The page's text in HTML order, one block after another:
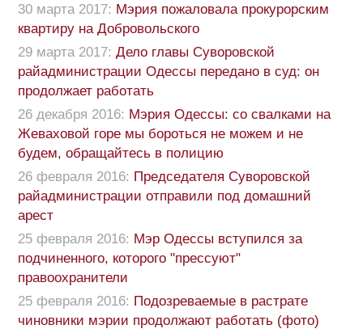
30 марта 2017: Мэрия пожаловала прокурорским
квартиру на Добровольского
29 марта 2017: Дело главы Суворовской
райадминистрации Одессы передано в суд: он
продолжает работать
26 декабря 2016: Мэрия Одессы: со свалками на
Жеваховой горе мы бороться не можем и не
будем, обращайтесь в полицию
26 февраля 2016: Председателя Суворовской
райадминистрации отправили под домашний
арест
25 февраля 2016: Мэр Одессы вступился за
подчиненного, которого "прессуют"
правоохранители
25 февраля 2016: Подозреваемые в растрате
чиновники мэрии продолжают работать (фото)